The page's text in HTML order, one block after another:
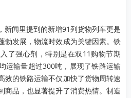
闻里提到的新增91列货物列车更是
勃发展，物流时效成为关键因素。铁
了强心剂，特别是在双11购物节期
运输量超过300吨，展现了铁路运输
效的铁路运输不仅加快了货物周转速
商品，也显著提升了消费热情。制造